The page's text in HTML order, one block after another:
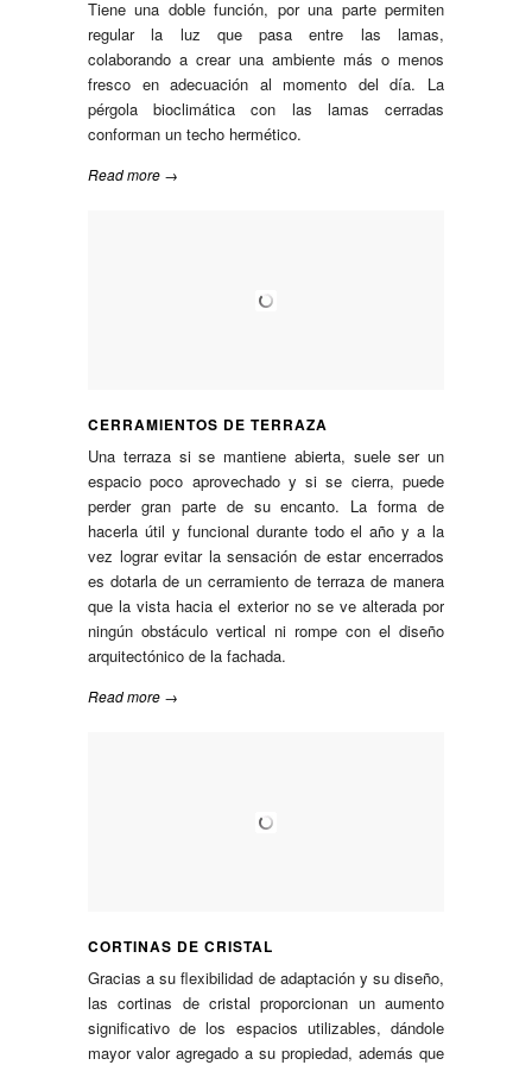
Tiene una doble función, por una parte permiten
regular la luz que pasa entre las lamas,
colaborando a crear una ambiente más o menos
fresco en adecuación al momento del día. La
pérgola bioclimática con las lamas cerradas
conforman un techo hermético.
Read more →
CERRAMIENTOS DE TERRAZA
Una terraza si se mantiene abierta, suele ser un
espacio poco aprovechado y si se cierra, puede
perder gran parte de su encanto. La forma de
hacerla útil y funcional durante todo el año y a la
vez lograr evitar la sensación de estar encerrados
es dotarla de un cerramiento de terraza de manera
que la vista hacia el exterior no se ve alterada por
ningún obstáculo vertical ni rompe con el diseño
arquitectónico de la fachada.
Read more →
CORTINAS DE CRISTAL
Gracias a su flexibilidad de adaptación y su diseño,
las cortinas de cristal proporcionan un aumento
significativo de los espacios utilizables, dándole
mayor valor agregado a su propiedad, además que